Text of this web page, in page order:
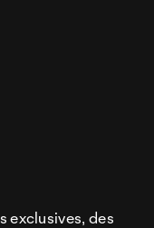
exclusives, des